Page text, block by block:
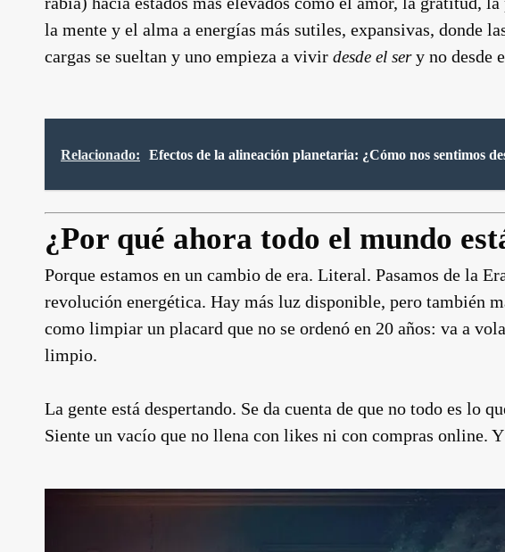
la mente y el alma a energías más sutiles, expansivas, donde
cargas se sueltan y uno empieza a vivir desde el sery no desde
Relacionado: Efectos de la alineación planetaria: ¿Cómo nos sentimos
¿Por qué ahora todo el mundo
Porque estamos en un cambio de era. Literal. Pasamos de la
revolución energética. Hay más luz disponible, pero también
como limpiar un placard que no se ordenó en 20 años: va a
limpio.
La gente está despertando. Se da cuenta de que no todo es lo
Siente un vacío que no llena con likes ni con compras online.